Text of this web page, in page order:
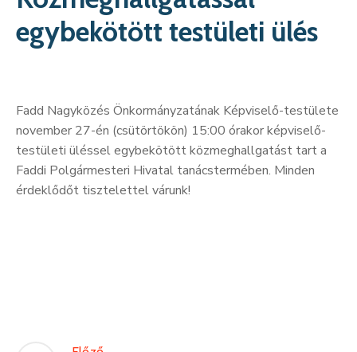
egybekötött testületi ülés
Fadd Nagyközés Önkormányzatának Képviselő-testülete
november 27-én (csütörtökön) 15:00 órakor képviselő-
testületi üléssel egybekötött közmeghallgatást tart a
Faddi Polgármesteri Hivatal tanácstermében. Minden
érdeklődőt tisztelettel várunk!